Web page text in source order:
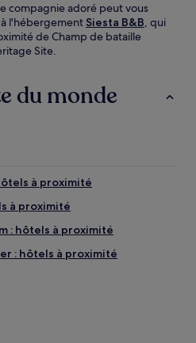
compagnie adoré peut vous
l'hébergement Siesta B&B, qui
de Champ de bataille
Site.
du monde
à proximité
à proximité
: hôtels à proximité
: hôtels à proximité